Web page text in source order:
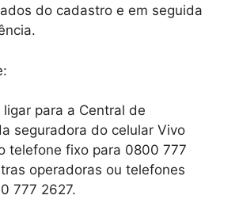
do cadastro e em seguida
para a Central de
seguradora do celular Vivo
telefone fixo para 0800 777
operadoras ou telefones
777 2627.